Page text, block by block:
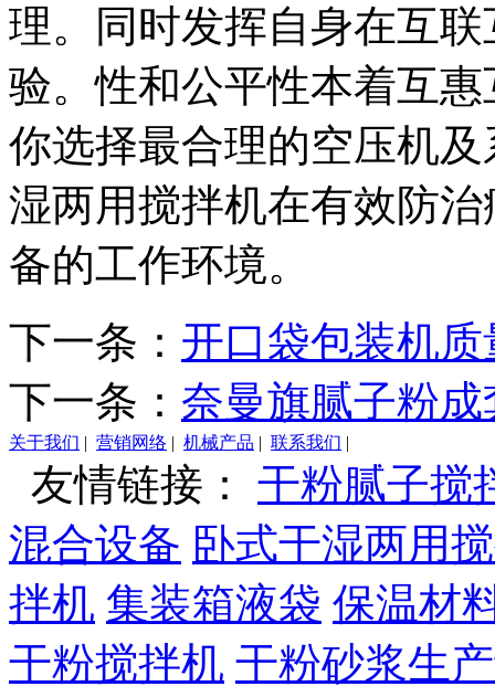
理。同时发挥自身在互
验。性和公平性本着互
你选择最合理的空压机
湿两用搅拌机在有效防
备的工作环境。
下一条： 开口袋包装机
下一条： 奈曼旗腻子粉成
关于我们 | 营销网络 | 机械产品 | 联系我们 |
友情链接： 干粉腻子搅
混合设备 卧式干湿两用
拌机 集装箱液袋 保温材
干粉搅拌机 干粉砂浆生